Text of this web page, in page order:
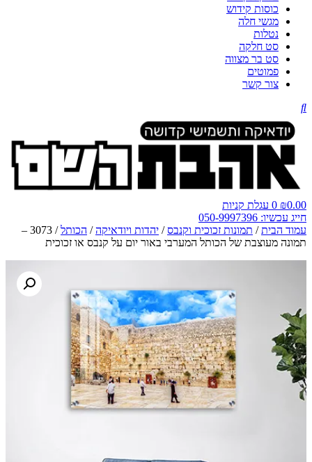
כוסות קידוש
מגשי חלה
נטלות
סט חלקה
סט בר מצווה
פמוטים
צור קשר
₪0.00
0 עגלת קניות
חייג עכשיו: 050-9997396
עמוד הבית/ תמונות זכוכית וקנבס/ יהדות ויודאיקה/ הכותל
/ 3073 –
תמונה מעוצבת של הכותל המערבי באור יום על קנבס או זכוכית